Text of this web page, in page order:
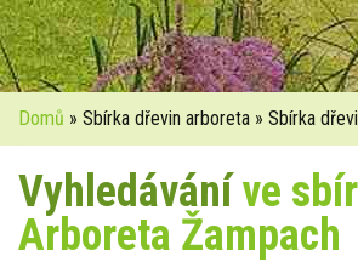
Domů » Sbírka dřevin arboreta » Sbírka
Vyhledáváníve
Arboreta Žampach